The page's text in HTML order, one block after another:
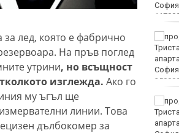
за лед, която е фабрично
На пръв поглед
утрини, но всъщност
изглежда. Ако го
му ъгъл ще
линии. Това
дълбокомер за
ЦСКА удари с 3:0 Макаби
като гост
Тъжна вест! Почина
голямо име в
медицината